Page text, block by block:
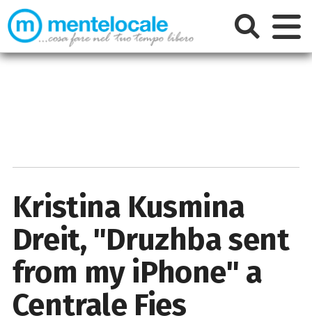
Kristina Kusmina
Dreit, "Druzhba sent
from my iPhone" a
Centrale Fies